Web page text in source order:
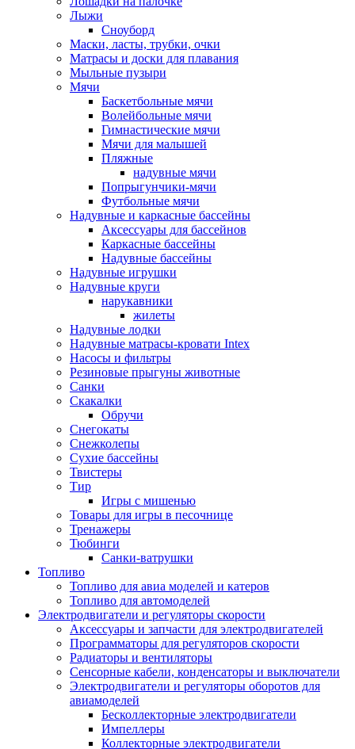
Лыжи
Сноуборд
Маски, ласты, трубки, очки
Матрасы и доски для плавания
Мыльные пузыри
Мячи
Баскетбольные мячи
Волейбольные мячи
Гимнастические мячи
Мячи для малышей
Пляжные
надувные мячи
Попрыгунчики-мячи
Футбольные мячи
Надувные и каркасные бассейны
Аксессуары для бассейнов
Каркасные бассейны
Надувные бассейны
Надувные игрушки
Надувные круги
нарукавники
жилеты
Надувные лодки
Надувные матрасы-кровати Intex
Насосы и фильтры
Резиновые прыгуны животные
Санки
Скакалки
Обручи
Снегокаты
Снежколепы
Сухие бассейны
Твистеры
Тир
Игры с мишенью
Товары для игры в песочнице
Тренажеры
Тюбинги
Санки-ватрушки
Топливо
Топливо для авиа моделей и катеров
Топливо для автомоделей
Электродвигатели и регуляторы скорости
Аксессуары и запчасти для электродвигателей
Программаторы для регуляторов скорости
Радиаторы и вентиляторы
Сенсорные кабели, конденсаторы и выключатели
Электродвигатели и регуляторы оборотов для
авиамоделей
Бесколлекторные электродвигатели
Импеллеры
Коллекторные электродвигатели